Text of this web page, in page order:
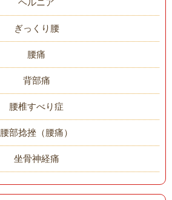
ぎっくり腰
腰痛
背部痛
腰椎すべり症
腰部捻挫（腰痛）
坐骨神経痛